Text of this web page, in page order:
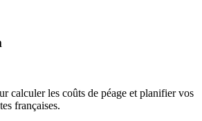
calculer les coûts de péage et planifier vos
françaises.